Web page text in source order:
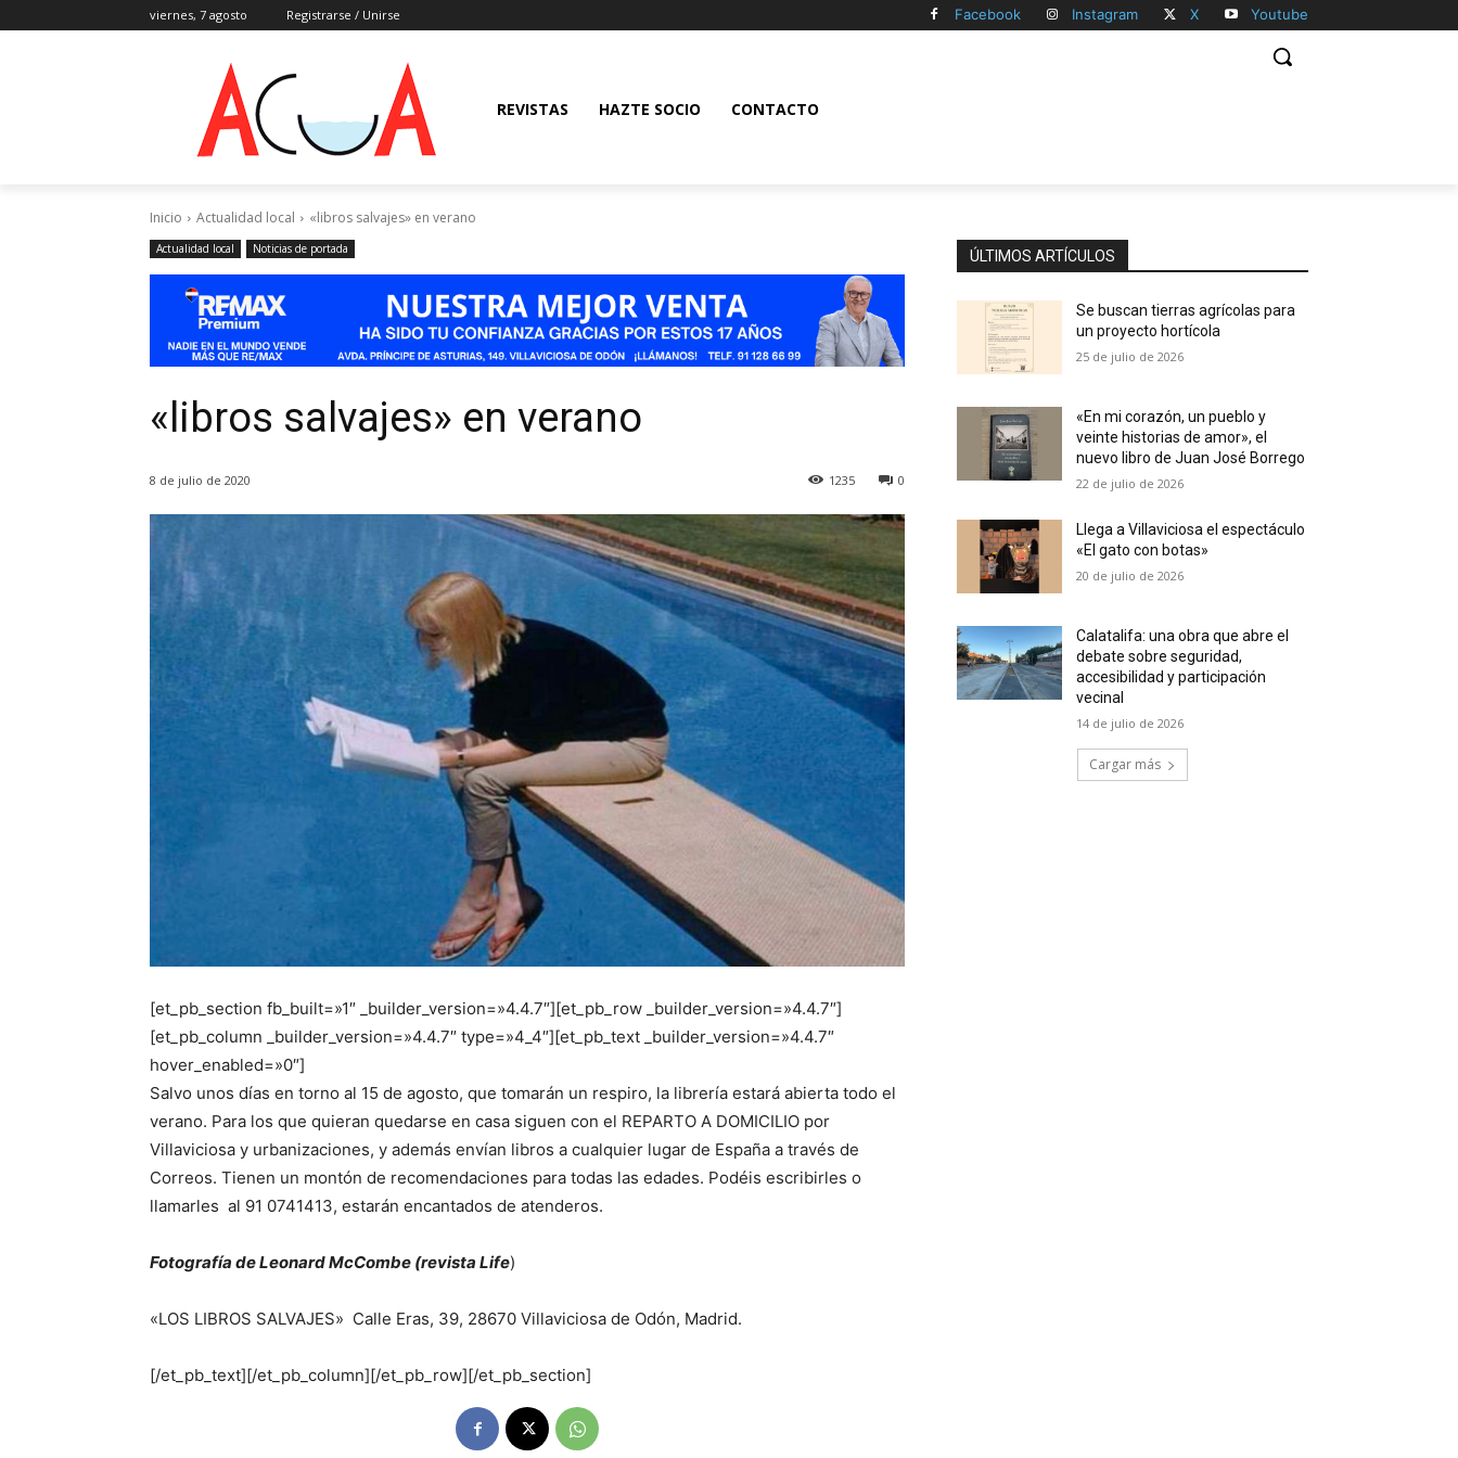
viernes, 7 agosto Registrarse / Unirse Facebook Instagram X Youtube
REVISTAS HAZTE SOCIO CONTACTO
Inicio Actualidad local «libros salvajes» en verano
Actualidad local Noticias de portada
«libros salvajes» en verano
8 de julio de 2020 0
1235
[et_pb_section fb_built=»1″ _builder_version=»4.4.7″][et_pb_row _builder_version=»4.4.7″]
[et_pb_column _builder_version=»4.4.7″ type=»4_4″][et_pb_text _builder_version=»4.4.7″
hover_enabled=»0″]
Salvo unos días en torno al 15 de agosto, que tomarán un respiro, la librería estará abierta todo el
verano. Para los que quieran quedarse en casa siguen con el REPARTO A DOMICILIO por
Villaviciosa y urbanizaciones, y además envían libros a cualquier lugar de España a través de
Correos. Tienen un montón de recomendaciones para todas las edades. Podéis escribirles o
llamarles al 91 0741413, estarán encantados de atenderos.
Fotografía de Leonard McCombe (revista Life)
«LOS LIBROS SALVAJES» Calle Eras, 39, 28670 Villaviciosa de Odón, Madrid.
[/et_pb_text][/et_pb_column][/et_pb_row][/et_pb_section]
ÚLTIMOS ARTÍCULOS
Se buscan tierras agrícolas para
un proyecto hortícola
25 de julio de 2026
«En mi corazón, un pueblo y
veinte historias de amor», el
nuevo libro de Juan José Borrego
22 de julio de 2026
Llega a Villaviciosa el espectáculo
«El gato con botas»
20 de julio de 2026
Calatalifa: una obra que abre el
debate sobre seguridad,
accesibilidad y participación
vecinal
14 de julio de 2026
Cargar más